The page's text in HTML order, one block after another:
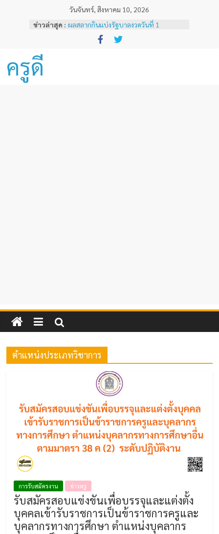
วันจันทร์, สิงหาคม 10, 2026
ข่าวล่าสุด : ผลสลากกินแบ่งรัฐบาลงวดวันที่ 1
พฤศจิกายน 2567
หลักเกณฑ์และวิธีการเทียบเคียงผลการ
ครูดี
ตำแหน่งประเภทวิชาการ
การรับสมัครงาน ข่าวครู
รับสมัครสอบแข่งขันเพื่อบรรจุและแต่งตั้ง
บุคคลเข้ารับราชการเป็นข้าราชการครูและ
บุคลากรทางการศึกษา ตำแหน่งบุคลากร